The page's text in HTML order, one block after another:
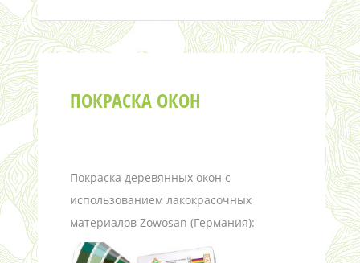
ПОКРАСКА ОКОН
Покраска деревянных окон с
использованием лакокрасочных
материалов Zowosan (Германия):